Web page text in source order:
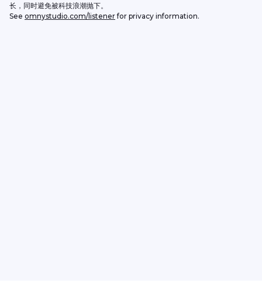
长，同时避免被科技浪潮抛下。
See omnystudio.com/listener for privacy information.